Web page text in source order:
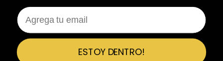
Total control del pedido, te avisan si hay algún problema con el
modelo elegido, empaquetado perfecto con caja original y
embolsado, zapas de altísima calidad y acabados top. Air Max y
Travis Scott espectaculares. Recomendable 100%.
Email
ESTOY DENTRO!